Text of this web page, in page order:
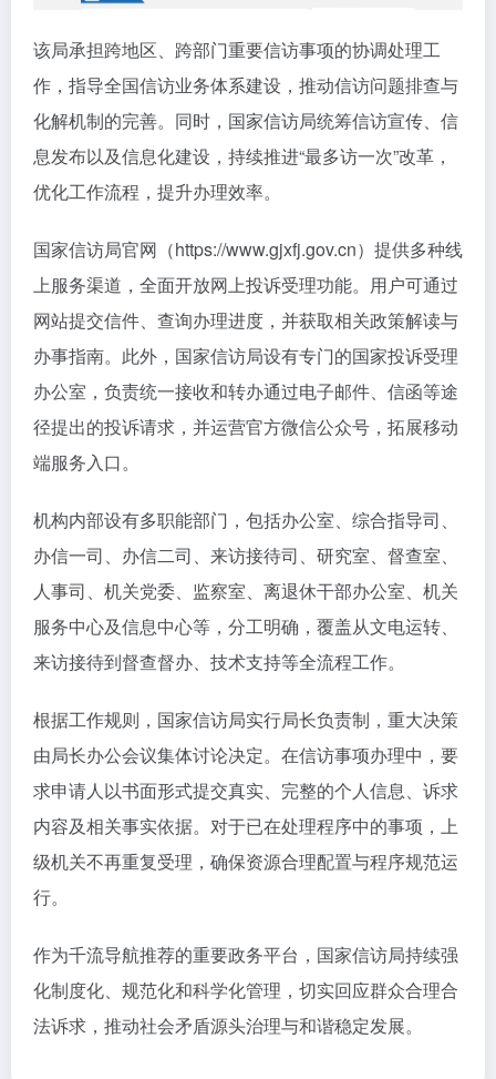
该局承担跨地区、跨部门重要信访事项的协调处理工
作，指导全国信访业务体系建设，推动信访问题排查与
化解机制的完善。同时，国家信访局统筹信访宣传、信
息发布以及信息化建设，持续推进“最多访一次”改革，
优化工作流程，提升办理效率。
国家信访局官网（https://www.gjxfj.gov.cn）提供多种线
上服务渠道，全面开放网上投诉受理功能。用户可通过
网站提交信件、查询办理进度，并获取相关政策解读与
办事指南。此外，国家信访局设有专门的国家投诉受理
办公室，负责统一接收和转办通过电子邮件、信函等途
径提出的投诉请求，并运营官方微信公众号，拓展移动
端服务入口。
机构内部设有多职能部门，包括办公室、综合指导司、
办信一司、办信二司、来访接待司、研究室、督查室、
人事司、机关党委、监察室、离退休干部办公室、机关
服务中心及信息中心等，分工明确，覆盖从文电运转、
来访接待到督查督办、技术支持等全流程工作。
根据工作规则，国家信访局实行局长负责制，重大决策
由局长办公会议集体讨论决定。在信访事项办理中，要
求申请人以书面形式提交真实、完整的个人信息、诉求
内容及相关事实依据。对于已在处理程序中的事项，上
级机关不再重复受理，确保资源合理配置与程序规范运
行。
作为千流导航推荐的重要政务平台，国家信访局持续强
化制度化、规范化和科学化管理，切实回应群众合理合
法诉求，推动社会矛盾源头治理与和谐稳定发展。